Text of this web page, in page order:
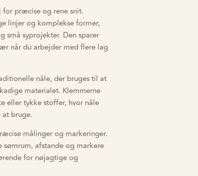
præcise og rene snit.
linjer og komplekse former,
små syprojekter. Den sparer
når du arbejder med flere lag
nåle, der bruges til at
materialet. Klemmerne
eller tykke stoffer, hvor nåle
bruge.
målinger og markeringer.
afstande og markere
for nøjagtige og